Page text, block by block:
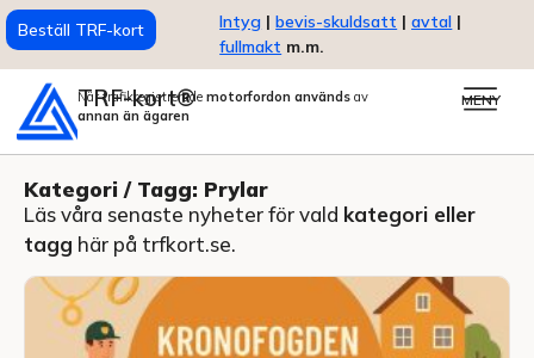
Beställ TRF-kort Intyg | bevis-skuldsatt | avtal |
fullmakt m.m.
TRF-kort®
När trafikregistrerade motorfordon används av
annan än ägaren
MENY
Kategori / Tagg: Prylar
Läs våra senaste nyheter för vald kategori eller
tagg här på trfkort.se.